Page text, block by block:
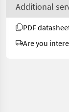
Additional
PDF
Are you